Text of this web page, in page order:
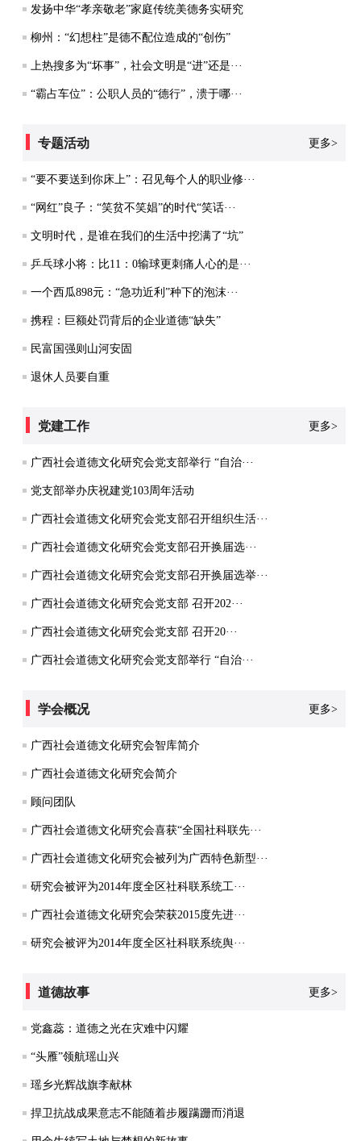
发扬中华“孝亲敬老”家庭传统美德务实研究
柳州：“幻想柱”是德不配位造成的“创伤”
上热搜多为“坏事”，社会文明是“进”还是···
“霸占车位”：公职人员的“德行”，溃于哪···
专题活动 更多>
“要不要送到你床上”：召见每个人的职业修···
“网红”良子：“笑贫不笑娼”的时代“笑话···
文明时代，是谁在我们的生活中挖满了“坑”
乒乓球小将：比11：0输球更刺痛人心的是···
一个西瓜898元：“急功近利”种下的泡沫···
携程：巨额处罚背后的企业道德“缺失”
民富国强则山河安固
退休人员要自重
党建工作 更多>
广西社会道德文化研究会党支部举行 “自治···
党支部举办庆祝建党103周年活动
广西社会道德文化研究会党支部召开组织生活···
广西社会道德文化研究会党支部召开换届选···
广西社会道德文化研究会党支部召开换届选举···
广西社会道德文化研究会党支部 召开202···
广西社会道德文化研究会党支部 召开20···
广西社会道德文化研究会党支部举行 “自治···
学会概况 更多>
广西社会道德文化研究会智库简介
广西社会道德文化研究会简介
顾问团队
广西社会道德文化研究会喜获“全国社科联先···
广西社会道德文化研究会被列为广西特色新型···
研究会被评为2014年度全区社科联系统工···
广西社会道德文化研究会荣获2015度先进···
研究会被评为2014年度全区社科联系统舆···
道德故事 更多>
党鑫蕊：道德之光在灾难中闪耀
“头雁”领航瑶山兴
瑶乡光辉战旗李献林
捍卫抗战成果意志不能随着步履蹒跚而消退